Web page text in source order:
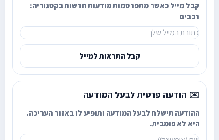
קבל מייל כאשר מתפרסמות מודעות חדשות בקטגוריה:
רכבים
קבל התראות למייל
✉️ הודעה פרטית לבעל המודעה
ההודעה תישלח לבעל המודעה ותופיע לו באזור העריכה.
היא לא פומבית.